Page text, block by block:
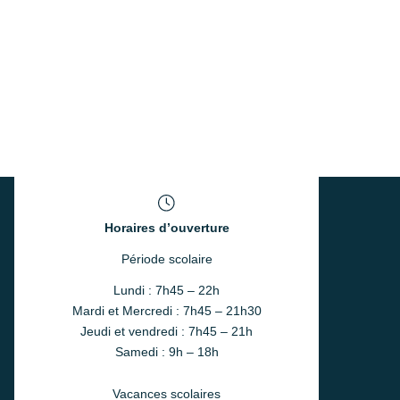
Horaires d’ouverture
Période scolaire
Lundi : 7h45 – 22h
Mardi et Mercredi : 7h45 – 21h30
Jeudi et vendredi : 7h45 – 21h
Samedi : 9h – 18h
Vacances scolaires